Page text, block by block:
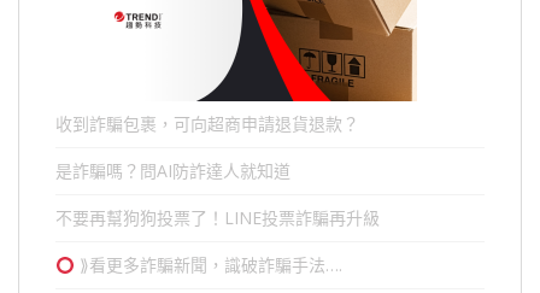
收到詐騙包裹，可向超商申請退貨退款？
是詐騙嗎？問AI防詐達人就知道
不要再幫狗狗投票了！LINE投票詐騙再升級
⟫看更多詐騙新聞，識破詐騙手法….